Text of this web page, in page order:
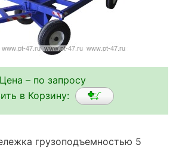
Цена – по запросу
в Корзину:
грузоподъемностью 5